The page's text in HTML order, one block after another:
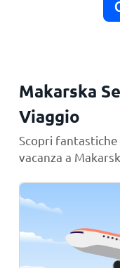
Makarska
Viaggio
Scopri
vacanza a